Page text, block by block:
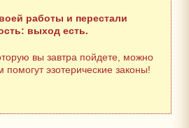
работы и перестали
выход есть.
вы завтра пойдете, можно
эзотерические законы!